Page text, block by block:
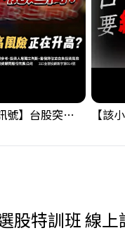
【藏訊號】台股突破季線，週一我提醒了這個關鍵訊號
股特訓班 線上